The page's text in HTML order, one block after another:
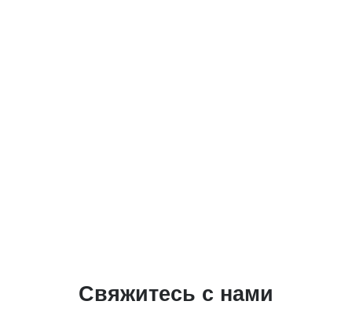
Свяжитесь с нами